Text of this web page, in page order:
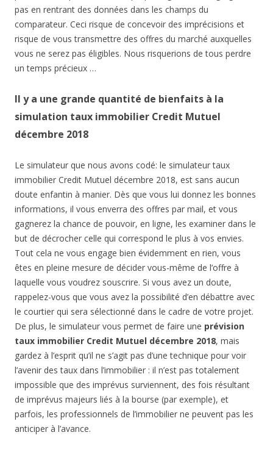
pas en rentrant des données dans les champs du
comparateur. Ceci risque de concevoir des imprécisions et
risque de vous transmettre des offres du marché auxquelles
vous ne serez pas éligibles. Nous risquerions de tous perdre
un temps précieux …
Il y a une grande quantité de bienfaits à la
simulation taux immobilier Credit Mutuel
décembre 2018
Le simulateur que nous avons codé: le simulateur taux
immobilier Credit Mutuel décembre 2018, est sans aucun
doute enfantin à manier. Dès que vous lui donnez les bonnes
informations, il vous enverra des offres par mail, et vous
gagnerez la chance de pouvoir, en ligne, les examiner dans le
but de décrocher celle qui correspond le plus à vos envies.
Tout cela ne vous engage bien évidemment en rien, vous
êtes en pleine mesure de décider vous-même de l’offre à
laquelle vous voudrez souscrire. Si vous avez un doute,
rappelez-vous que vous avez la possibilité d’en débattre avec
le courtier qui sera sélectionné dans le cadre de votre projet.
De plus, le simulateur vous permet de faire une prévision
taux immobilier Credit Mutuel décembre 2018, mais
gardez à l’esprit qu’il ne s’agit pas d’une technique pour voir
l’avenir des taux dans l’immobilier : il n’est pas totalement
impossible que des imprévus surviennent, des fois résultant
de imprévus majeurs liés à la bourse (par exemple), et
parfois, les professionnels de l’immobilier ne peuvent pas les
anticiper à l’avance.